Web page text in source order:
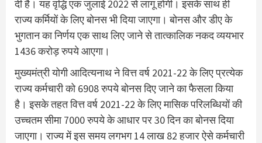
दी है। यह वृद्धि एक जुलाई 2022 से लागू होगी। इसके साथ ही
राज्य कर्मियों के लिए बोनस भी दिया जाएगा। बोनस और डीए के
भुगतान का निर्णय एक साथ लिए जाने से तात्कालिक नकद व्ययभार
1436 करोड़ रुपये आएगा।
मुख्यमंत्री योगी आदित्यनाथ ने वित्त वर्ष 2021-22 के लिए प्रत्येक
राज्य कर्मचारी को 6908 रुपये बोनस दिए जाने का फैसला किया
है। इसके तहत वित्त वर्ष 2021-22 के लिए मासिक परिलब्धियों की
उच्चतम सीमा 7000 रुपये के आधार पर 30 दिन का बोनस दिया
जाएगा। राज्य में इस समय लगभग 14 लाख 82 हजार ऐसे कर्मचारी